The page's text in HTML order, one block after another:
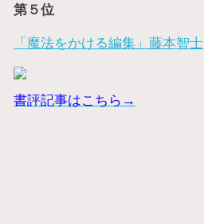
第５位
「魔法をかける編集」藤本智士
書評記事はこちら→